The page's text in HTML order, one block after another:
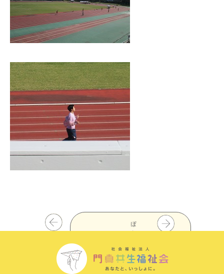
ぼ
ち
ち
一
覧